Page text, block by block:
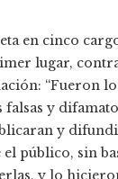
en cinco
lugar,
“Fueron
falsas y
y
público, sin
y lo